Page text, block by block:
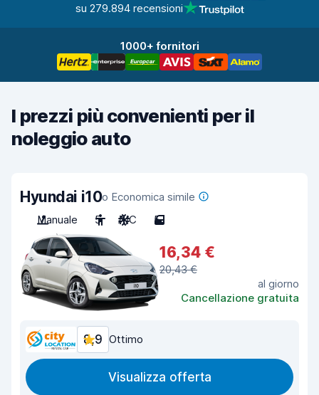
su 279.894 recensioni
1000+ fornitori
I prezzi più convenienti per il
noleggio auto
Hyundai i10o Economica simile
Manuale
5 A/C 5
16,34 €
20,43 €
al giorno
Cancellazione gratuita
8,9 Ottimo
Visualizza offerta